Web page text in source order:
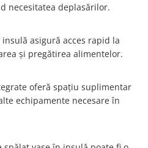
necesitatea deplasărilor.
asigură acces rapid la
și pregătirea alimentelor.
oferă spațiu suplimentar
echipamente necesare în